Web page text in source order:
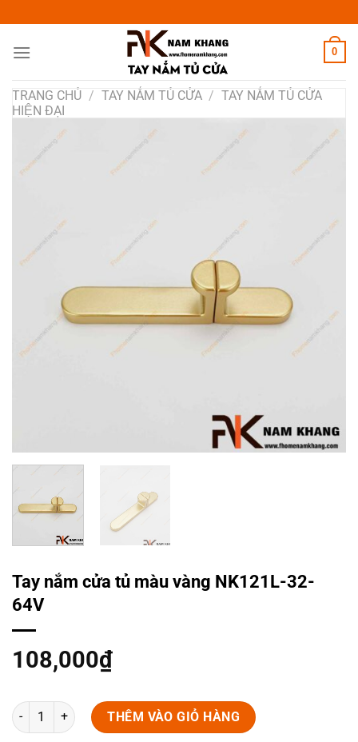
đến
nội
0
TRANG CHỦ / TAY NẮM TỦ CỬA / TAY NẮM TỦ CỬA
HIỆN ĐẠI
Tay nắm cửa tủ màu vàng NK121L-32-
64V
108,000₫
Tay nắm cửa tủ màu vàng NK121L-32-64V số lượng
THÊM VÀO GIỎ HÀNG